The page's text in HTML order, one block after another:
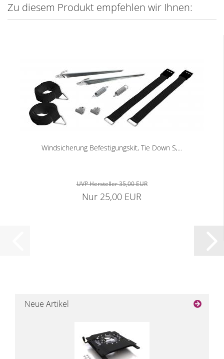
Zu diesem Produkt empfehlen wir Ihnen:
Windsicherung Befestigungskit, Tie Down S,...
UVP Hersteller 35,00 EUR
Nur 25,00 EUR
Neue Artikel